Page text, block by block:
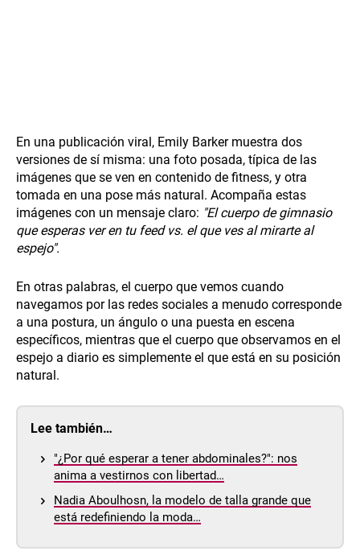
En una publicación viral, Emily Barker muestra dos
versiones de sí misma: una foto posada, típica de las
imágenes que se ven en contenido de fitness, y otra
tomada en una pose más natural. Acompaña estas
imágenes con un mensaje claro: "El cuerpo de gimnasio
que esperas ver en tu feed vs. el que ves al mirarte al
espejo".
En otras palabras, el cuerpo que vemos cuando
navegamos por las redes sociales a menudo corresponde
a una postura, un ángulo o una puesta en escena
específicos, mientras que el cuerpo que observamos en el
espejo a diario es simplemente el que está en su posición
natural.
Lee también…
"¿Por qué esperar a tener abdominales?": nos
anima a vestirnos con libertad…
Nadia Aboulhosn, la modelo de talla grande que
está redefiniendo la moda…